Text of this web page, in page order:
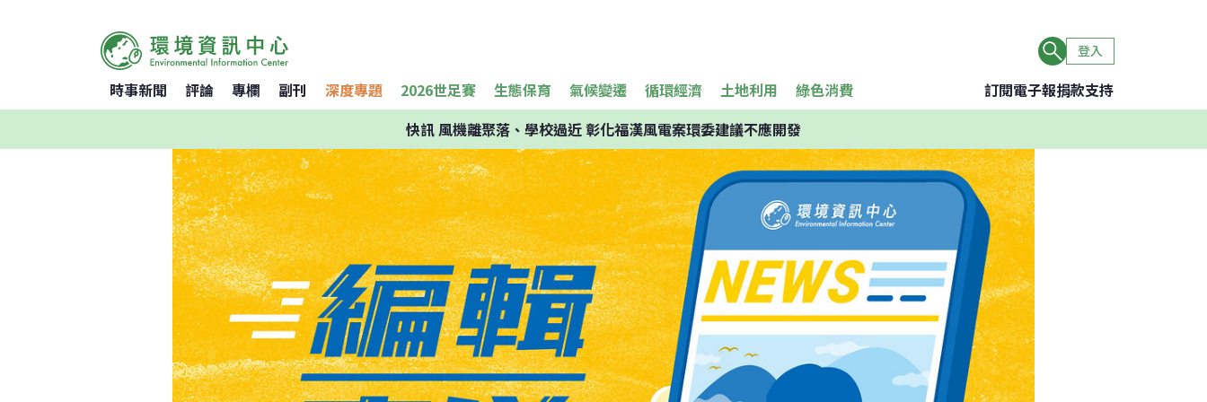
登入
時事新聞 評論 專欄 副刊 深度專題 2026世足賽 生態保育 氣候變遷 循環經濟 土地利用 綠色消費 訂閱電子報捐款支持
快訊風機離聚落、學校過近 彰化福漢風電案環委建議不應開發